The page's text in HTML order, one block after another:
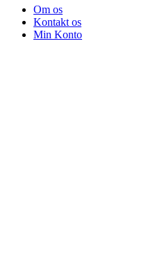
Om os
Kontakt os
Min Konto